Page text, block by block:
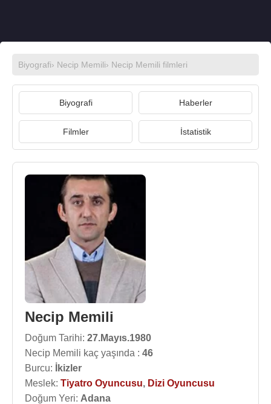
Biyografi› Necip Memili› Necip Memili filmleri
Biyografi Haberler
Filmler İstatistik
Necip Memili
Doğum Tarihi: 27.Mayıs.1980
Necip Memili kaç yaşında : 46
Burcu:
İkizler
Meslek: Tiyatro Oyuncusu, Dizi Oyuncusu
Doğum Yeri: Adana